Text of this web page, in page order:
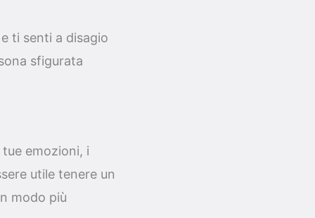
ti senti a disagio
sfigurata
emozioni, i
utile tenere un
modo più